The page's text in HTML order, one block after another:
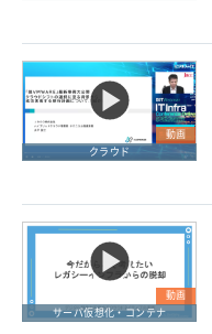
動画
クラウド
動画
サーバ仮想化・コンテナ